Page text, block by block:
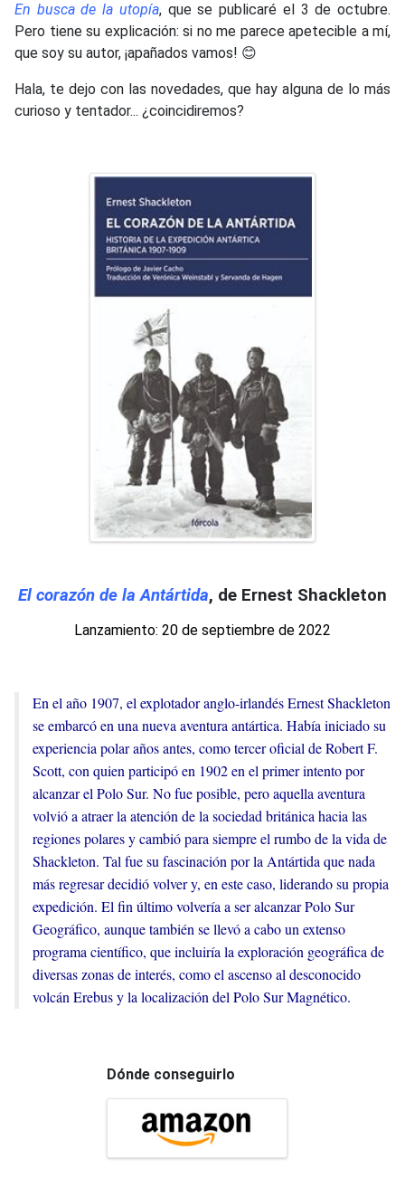
En busca de la utopía, que se publicaré el 3 de octubre.
Pero tiene su explicación: si no me parece apetecible a mí,
que soy su autor, ¡apañados vamos! 😊
Hala, te dejo con las novedades, que hay alguna de lo más
curioso y tentador... ¿coincidiremos?
El corazón de la Antártida, de Ernest Shackleton
Lanzamiento: 20 de septiembre de 2022
En el año 1907, el explotador anglo-irlandés Ernest Shackleton
se embarcó en una nueva aventura antártica. Había iniciado su
experiencia polar años antes, como tercer oficial de Robert F.
Scott, con quien participó en 1902 en el primer intento por
alcanzar el Polo Sur. No fue posible, pero aquella aventura
volvió a atraer la atención de la sociedad británica hacia las
regiones polares y cambió para siempre el rumbo de la vida de
Shackleton. Tal fue su fascinación por la Antártida que nada
más regresar decidió volver y, en este caso, liderando su propia
expedición. El fin último volvería a ser alcanzar Polo Sur
Geográfico, aunque también se llevó a cabo un extenso
programa científico, que incluiría la exploración geográfica de
diversas zonas de interés, como el ascenso al desconocido
volcán Erebus y la localización del Polo Sur Magnético.
Dónde conseguirlo